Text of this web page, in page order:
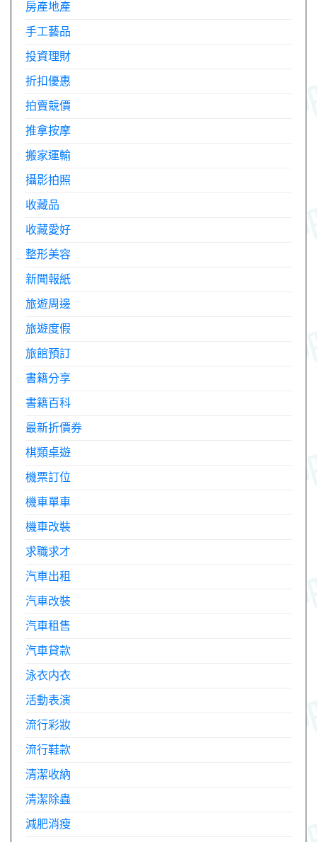
房產地產
手工藝品
投資理財
折扣優惠
拍賣競價
推拿按摩
搬家運輸
攝影拍照
收藏品
收藏愛好
整形美容
新聞報紙
旅遊周邊
旅遊度假
旅館預訂
書籍分享
書籍百科
最新折價券
棋類桌遊
機票訂位
機車單車
機車改裝
求職求才
汽車出租
汽車改裝
汽車租售
汽車貸款
泳衣内衣
活動表演
流行彩妝
流行鞋款
清潔收納
清潔除蟲
減肥消瘦